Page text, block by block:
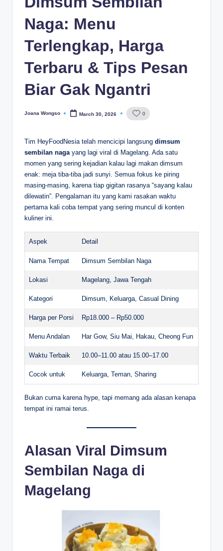
Naga: Menu
Terlengkap, Harga
Terbaru & Tips Pesan
Biar Gak Ngantri
Posted
Joana Wongso March 30, 2026 0
Tim HeyFoodNesia telah mencicipi langsung dimsum
sembilan nagayang lagi viral di Magelang. Ada satu
momen yang sering kejadian kalau lagi makan dimsum
enak: meja tiba-tiba jadi sunyi. Semua fokus ke piring
masing-masing, karena tiap gigitan rasanya “sayang kalau
dilewatin”. Pengalaman itu yang kami rasakan waktu
pertama kali coba tempat yang sering muncul di konten
kuliner ini.
Aspek Detail
Nama Tempat Dimsum Sembilan Naga
Lokasi Magelang, Jawa Tengah
Kategori Dimsum, Keluarga, Casual Dining
Harga per Porsi Rp18.000 – Rp50.000
Menu Andalan Har Gow, Siu Mai, Hakau, Cheong Fun
Waktu Terbaik 10.00–11.00 atau 15.00–17.00
Cocok untuk Keluarga, Teman, Sharing
Bukan cuma karena hype, tapi memang ada alasan kenapa
tempat ini ramai terus.
Alasan Viral Dimsum
Sembilan Naga di
Magelang